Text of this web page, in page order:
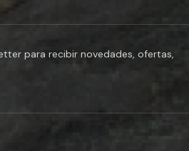
para recibir novedades, ofertas,